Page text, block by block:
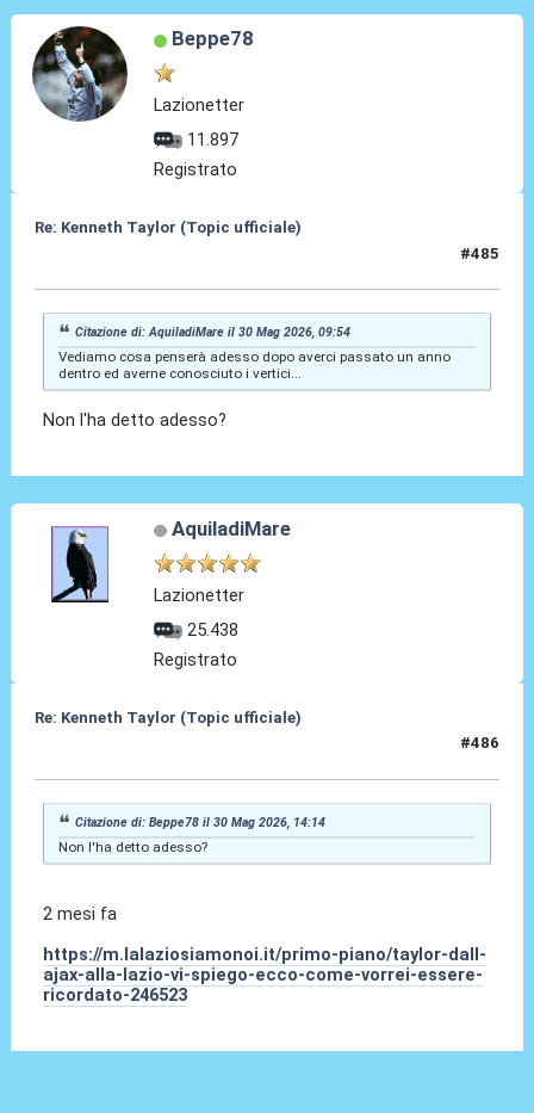
Beppe78
Lazionetter
11.897
Registrato
Re: Kenneth Taylor (Topic ufficiale)
#485
Citazione di: AquiladiMare il 30 Mag 2026, 09:54
Vediamo cosa penserà adesso dopo averci passato un anno
dentro ed averne conosciuto i vertici...
Non l'ha detto adesso?
AquiladiMare
Lazionetter
25.438
Registrato
Re: Kenneth Taylor (Topic ufficiale)
#486
Citazione di: Beppe78 il 30 Mag 2026, 14:14
Non l'ha detto adesso?
2 mesi fa
https://m.lalaziosiamonoi.it/primo-piano/taylor-dall-
ajax-alla-lazio-vi-spiego-ecco-come-vorrei-essere-
ricordato-246523